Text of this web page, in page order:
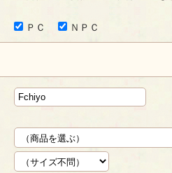
ＰＣ ＮＰＣ